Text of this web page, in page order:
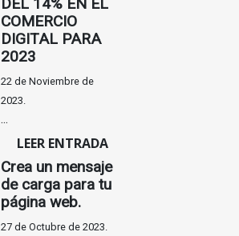
COMERCIO
DIGITAL PARA
2023
22 de Noviembre de
2023.
...
LEER ENTRADA
Crea un mensaje
de carga para tu
página web.
27 de Octubre de 2023.